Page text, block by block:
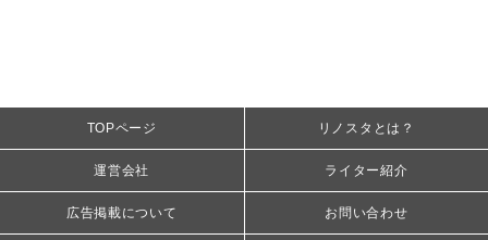
TOPページ リノスタとは？
運営会社 ライター紹介
広告掲載について お問い合わせ